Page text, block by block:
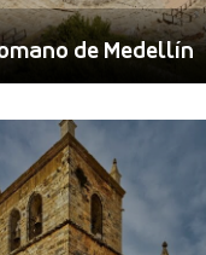
de Medellín